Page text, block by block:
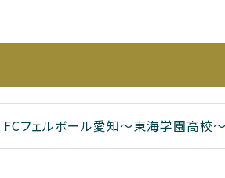
FCフェルボール愛知〜東海学園高校